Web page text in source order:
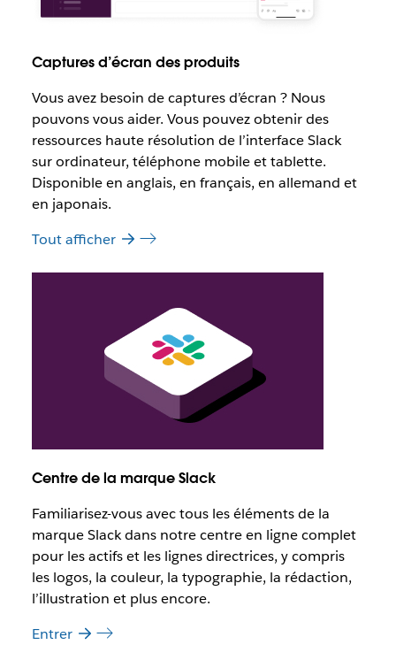
Captures d’écran des produits
Vous avez besoin de captures d’écran ? Nous
pouvons vous aider. Vous pouvez obtenir des
ressources haute résolution de l’interface Slack
sur ordinateur, téléphone mobile et tablette.
Disponible en anglais, en français, en allemand et
en japonais.
Tout afficher
Centre de la marque Slack
Familiarisez-vous avec tous les éléments de la
marque Slack dans notre centre en ligne complet
pour les actifs et les lignes directrices, y compris
les logos, la couleur, la typographie, la rédaction,
l’illustration et plus encore.
Entrer